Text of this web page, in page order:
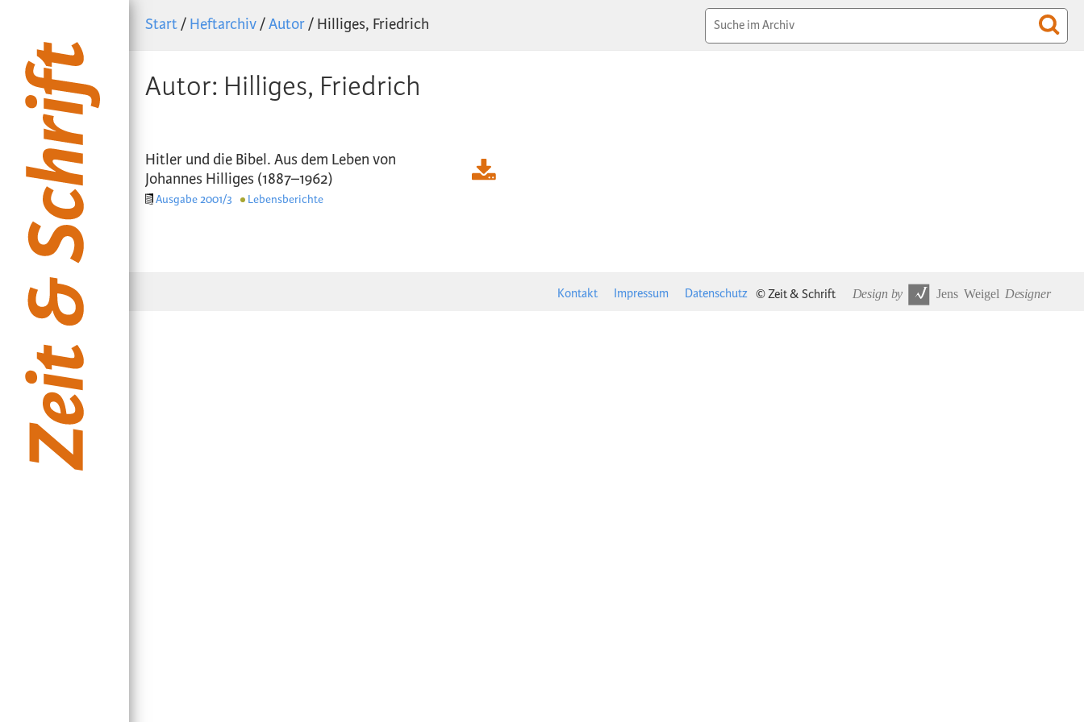
Start/ Heftarchiv/Autor/ Hilliges, Friedrich
Autor: Hilliges, Friedrich
Hitler und die Bibel. Aus dem Leben von
Johannes Hilliges (1887–1962)
Ausgabe 2001/3 Lebensberichte
Kontakt Impressum Datenschutz © Zeit & Schrift